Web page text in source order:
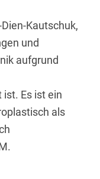
Kautschuk,
und
aufgrund
Es ist ein
als